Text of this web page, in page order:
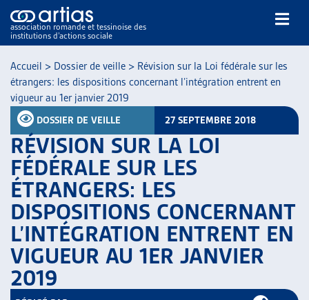
association romande et tessinoise des
institutions d’actions sociale
NOS PUBLICATIONS
ARTICLES
DOSSIERS DU MOIS
VEILLE
RESSOURCES
THÉMATIQUES
GUIDE SOCIAL ROMAND
Accueil > Dossier de veille > Révision sur la Loi fédérale sur les
étrangers: les dispositions concernant l’intégration entrent en
vigueur au 1er janvier 2019
DOSSIER DE VEILLE 27 SEPTEMBRE 2018
RÉVISION SUR LA LOI
FÉDÉRALE SUR LES
ÉTRANGERS: LES
DISPOSITIONS CONCERNANT
L’INTÉGRATION ENTRENT EN
VIGUEUR AU 1ER JANVIER
2019